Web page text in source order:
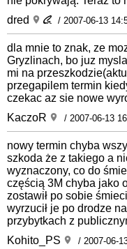
dred
/ 2007-06-13
dla mnie to znak, ze
Gryzlinach, bo juz
mi na
przegapilem termin
czekac az sie nowe
KaczoR
/ 2007-06-13
nowy termin chyba
szkoda że z takiego a
wyznaczony, co do
częścią 3M chyba jako
zostawił po sobie
wyrzucił je po drodze
przybytkach z
Kohito_PS
/ 2007-06-